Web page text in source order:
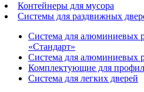
Контейнеры для мусора
Системы для раздвижных
Система для алюминиевых
«Стандарт»
Система для алюминиевых
Комплектующие для
Система для легких дверей